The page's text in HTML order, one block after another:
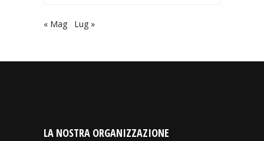
« Mag Lug »
LA NOSTRA ORGANIZZAZIONE